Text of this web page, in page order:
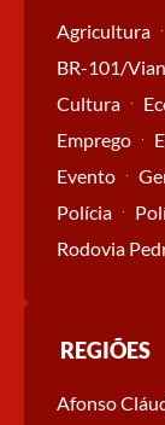
Agricultura
BR-101/
Cultura
Emprego
Evento
Polícia
Rodovia
REGIÕES
Afonso